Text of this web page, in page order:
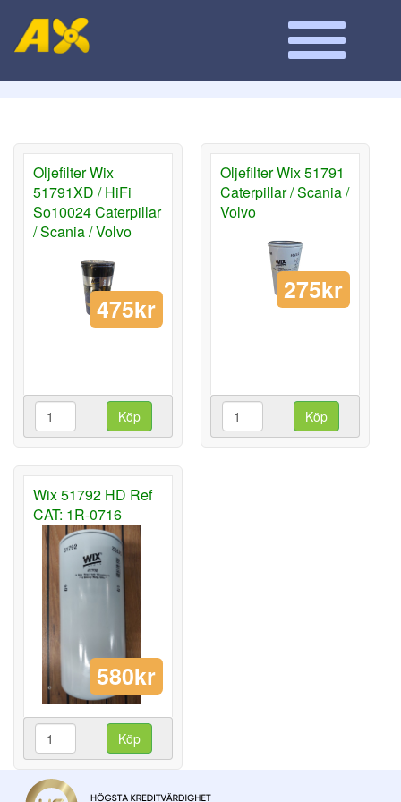
Oljefilter Wix
51791XD / HiFi
So10024 Caterpillar
/ Scania / Volvo
475kr
Köp
Oljefilter Wix 51791
Caterpillar / Scania /
Volvo
275kr
Köp
Wix 51792 HD Ref
CAT: 1R-0716
580kr
Köp